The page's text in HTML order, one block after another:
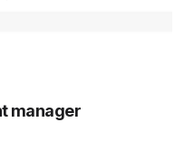
manager